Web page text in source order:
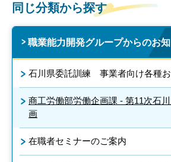
同じ分類から探す
職業能力開発グループからのお
石川県委託訓練 事業者向け各種
商工労働部労働企画課 - 第11次石
画
在職者セミナーのご案内